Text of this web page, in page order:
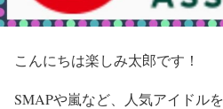
こんにちは楽しみ太郎です！
SMAPや嵐など、人気アイドル